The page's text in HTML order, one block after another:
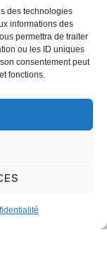
des technologies
informations des
permettra de traiter
ou les ID uniques
consentement peut
fonctions.
Tous droits